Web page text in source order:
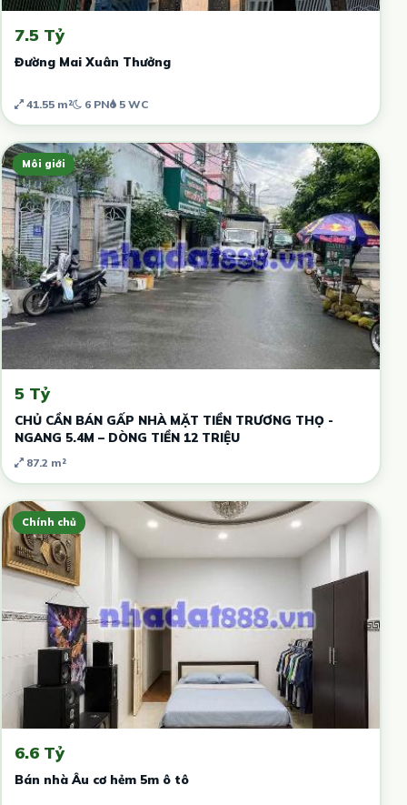
7.5 Tỷ
Đường Mai Xuân Thưởng
41.55 m² 6 PN 5 WC
Môi giới
5 Tỷ
CHỦ CẦN BÁN GẤP NHÀ MẶT TIỀN TRƯƠNG THỌ -
NGANG 5.4M – DÒNG TIỀN 12 TRIỆU
87.2 m²
Chính chủ
6.6 Tỷ
Bán nhà Âu cơ hẻm 5m ô tô